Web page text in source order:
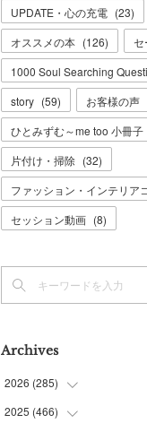
UPDATE・心の充電 (23)
オススメの本 (126) セ
1000 Soul Searching
story (59) お客様の声
ひとみずむ～me too 小冊子
片付け・掃除 (32)
ファッション・インテリア
セッション動画 (8)
Archives
2026 (285)
(6)
2025 (466)